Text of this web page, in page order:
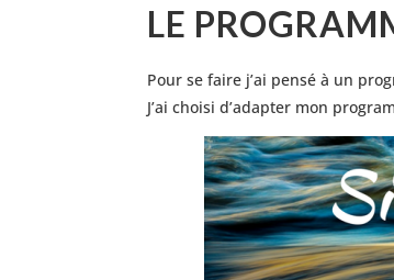
LE
Pour se faire j’ai pensé à un
J’ai choisi d’adapter mon